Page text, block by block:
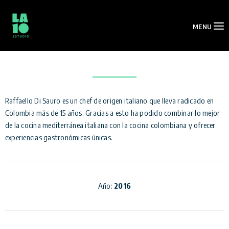
MENU
Raffaello Di Sauro
Raffaello Di Sauro es un chef de origen italiano que lleva radicado en
Colombia más de 15 años. Gracias a esto ha podido combinar lo mejor
de la cocina mediterránea italiana con la cocina colombiana y ofrecer
experiencias gastronómicas únicas.
Año: 2016